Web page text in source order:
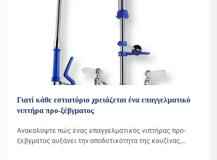
Γιατί κάθε εστιατόριο χρειάζεται ένα επαγγελματικό
νιπτήρα προ-ξέβγματος
Ανακαλύψτε πώς ένας επαγγελματικός νιπτήρας προ-
ξεβγματος αυξάνει την αποδοτικότητα της κουζίνας,